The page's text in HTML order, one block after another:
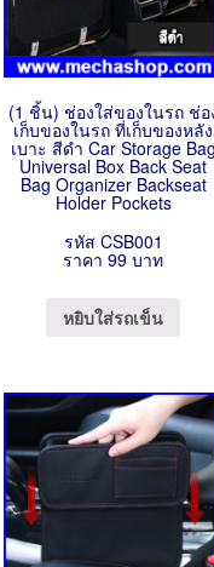
(1 ชิ้น) ช่องใส่ของในรถ ช่อ
เก็บของในรถ ที่เก็บของหลัง
เบาะ สีดำ Car Storage Bag
Universal Box Back Seat
Bag Organizer Backseat
Holder Pockets
รหัส CSB001
ราคา 99 บาท
หยิบใส่รถเข็น